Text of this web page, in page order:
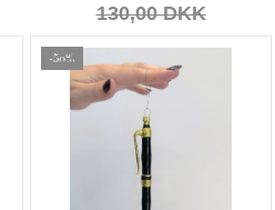
130,00 DKK
-50%